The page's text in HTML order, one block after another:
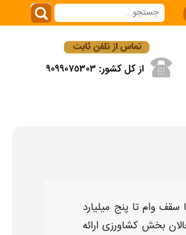
سقف وام تا پنج میلیارد
بخش کشاورزی ارائه